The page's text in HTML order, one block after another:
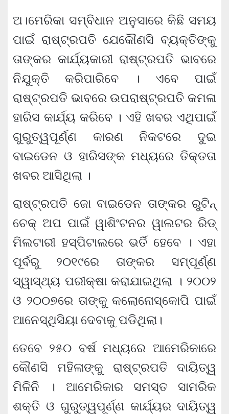
ଅ।ମେରିକା ସମ୍ବିଧାନ ଅନୁସାରେ କିଛି ସମୟ
ପାଇଁ ରାଷ୍ଟ୍ରପତି ଯେକୌଣସି ବ୍ୟକ୍ତିଙ୍କୁ
ତାଙ୍କର କାର୍ଯ୍ୟକାରୀ ରାଷ୍ଟ୍ରପତି ଭାବରେ
ନିଯୁକ୍ତି କରିପାରିବେ । ଏବେ ପାଇଁ
ରାଷ୍ଟ୍ରପତି ଭାବରେ ଉପରାଷ୍ଟ୍ରପତି କମଳା
ହାରିସ କାର୍ଯ୍ୟ କରିବେ । ଏହି ଖବର ଏଥିପାଇଁ
ଗୁରୁତ୍ୱପୂର୍ଣ୍ଣ କାରଣ ନିକଟରେ ଦୁଇ
ବାଇଡେନ ଓ ହାରିସଙ୍କ ମଧ୍ୟରେ ତିକ୍ତତା
ଖବର ଆସିଥିଲା ।
ରାଷ୍ଟ୍ରପତି ଜୋ ବାଇଡେନ ତାଙ୍କର ରୁଟିନ୍
ଚେକ୍ ଅପ ପାଇଁ ୱାଶିଂଟନର ୱାଲଟର ରିଡ୍
ମିଲଟାରୀ ହସ୍ପିଟାଲରେ ଭର୍ତି ହେବେ । ଏହା
ପୂର୍ବରୁ ୨୦୧୯ରେ ତାଙ୍କର ସମ୍ପୂର୍ଣ୍ଣ
ସ୍ୱାସ୍ଥ୍ୟ ପରୀକ୍ଷା କରାଯାଇଥିଲା । ୨୦୦୨
ଓ ୨୦୦୭ରେ ତାଙ୍କୁ କଲୋନୋସ୍କୋପି ପାଇଁ
ଆନେସ୍ଥିସିୟା ଦେବାକୁ ପଡିଥିଲା।
ତେବେ ୨୫୦ ବର୍ଷ ମଧ୍ୟରେ ଆମେରିକାରେ
କୌଣସି ମହିଳାଙ୍କୁ ରାଷ୍ଟ୍ରପତି ଦାୟିତ୍ୱ
ମିଳିନି । ଆମେରିକାର ସମସ୍ତ ସାମରିକ
ଶକ୍ତି ଓ ଗୁରୁତ୍ୱପୂର୍ଣ୍ଣ କାର୍ଯ୍ୟର ଦାୟିତ୍ୱ